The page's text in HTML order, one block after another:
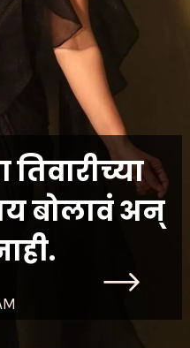
तिवारीच्या
बोलावं अन्